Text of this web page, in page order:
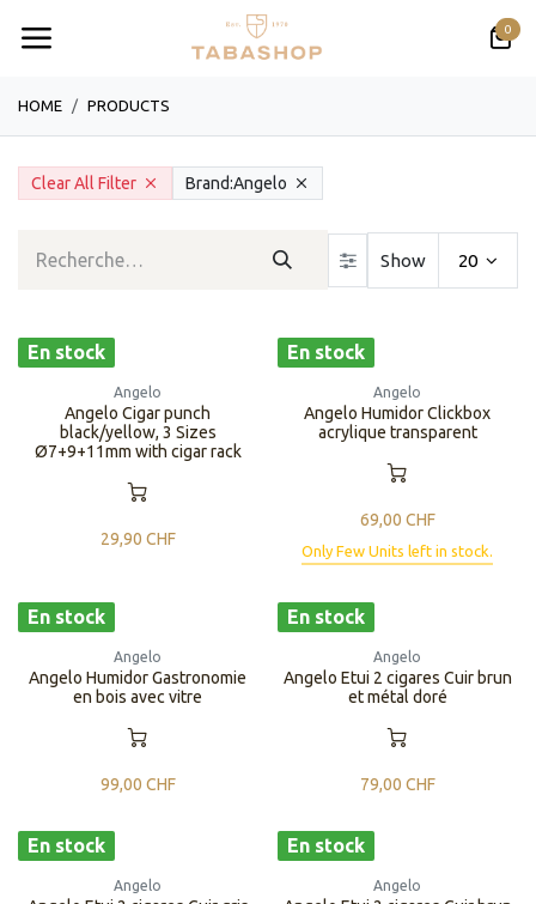
0
HOME PRODUCTS
Clear All Filter Brand:Angelo
Show 20
En stock
Angelo
Angelo Cigar punch
black/yellow, 3 Sizes
Ø7+9+11mm with cigar rack
29,90 CHF
En stock
Angelo
Angelo Humidor Clickbox
acrylique transparent
69,00 CHF
Only Few Units left in stock.
En stock
Angelo
Angelo Humidor Gastronomie
en bois avec vitre
99,00 CHF
En stock
Angelo
Angelo Etui 2 cigares Cuir brun
et métal doré
79,00 CHF
En stock
Angelo
En stock
Angelo